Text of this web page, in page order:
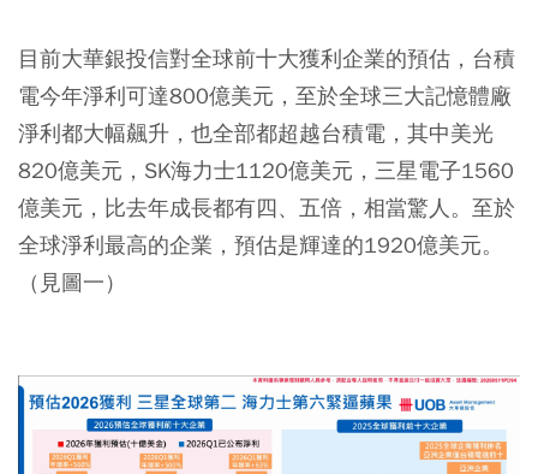
目前大華銀投信對全球前十大獲利企業的預估，台積
電今年淨利可達800億美元，至於全球三大記憶體廠
淨利都大幅飆升，也全部都超越台積電，其中美光
820億美元，SK海力士1120億美元，三星電子1560
億美元，比去年成長都有四、五倍，相當驚人。至於
全球淨利最高的企業，預估是輝達的1920億美元。
（見圖一）